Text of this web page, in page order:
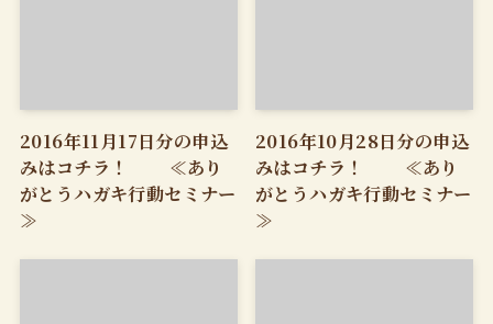
2016年11月17日分の申込
みはコチラ！ ≪あり
がとうハガキ行動セミナー
≫
2016年10月28日分の申込
みはコチラ！ ≪あり
がとうハガキ行動セミナー
≫